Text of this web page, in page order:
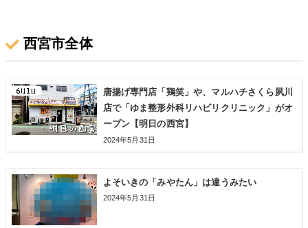
西宮市全体
唐揚げ専門店「鶏笑」や、マルハチさくら夙川
店で「ゆま整形外科リハビリクリニック」がオ
ープン【明日の西宮】
2024年5月31日
よそいきの「みやたん」は違うみたい
2024年5月31日